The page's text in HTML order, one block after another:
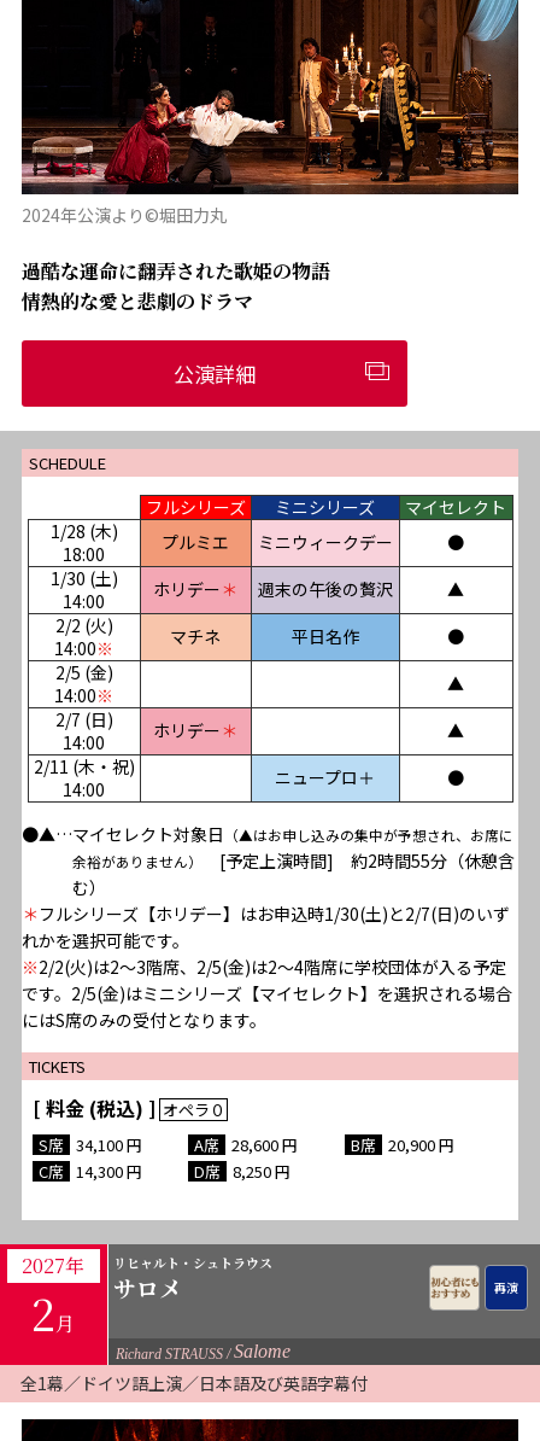
2024年公演より©堀田力丸
過酷な運命に翻弄された歌姫の物語
情熱的な愛と悲劇のドラマ
公演詳細
SCHEDULE
フルシリーズ ミニシリーズ
マイセレクト
1/28 (木)
18:00
プルミエ ミニウィークデー
●
1/30 (土)
14:00
ホリデー ＊ 週末の午後の贅沢
▲
2/2 (火)
14:00※ マチネ 平日名作
●
2/5 (金)
14:00※
▲
2/7 (日)
14:00
ホリデー ＊
▲
2/11 (木・祝)
14:00
ニュープロ＋ ●
●▲…マイセレクト対象日 （▲はお申し込みの集中が予想され、お席に
余裕がありません）
[予定上演時間] 約2時間55分（休憩含
む）
＊ フルシリーズ【ホリデー】はお申込時1/30(土)と2/7(日)のいず
れかを選択可能です。
※2/2(火)は2〜3階席、2/5(金)は2〜4階席に学校団体が入る予定
です。2/5(金)はミニシリーズ【マイセレクト】を選択される場合
にはS席のみの受付となります。
TICKETS
[ 料金 (税込) ]
34,100 28,600
20,900
14,300
8,250
2027年
2月
リヒャルト・シュトラウス
サロメ
Richard STRAUSS Salome
全1幕／ドイツ語上演／日本語及び英語字幕付